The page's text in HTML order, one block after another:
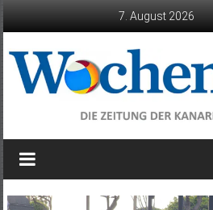
7. August 2026
Wochenblatt
die
der